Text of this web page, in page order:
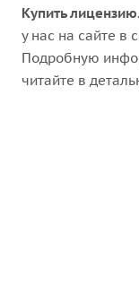
Купить
у нас на сайте в
Подробную
читайте в